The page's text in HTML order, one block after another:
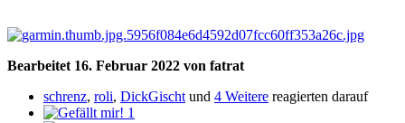
Bearbeitet 16. Februar 2022 von fatrat
schrenz, roli, DickGischt und 4 Weitere reagierten darauf
1